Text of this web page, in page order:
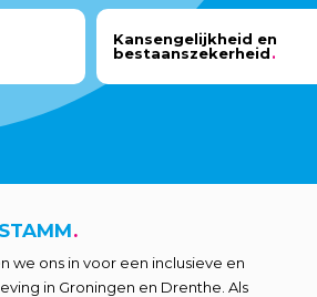
Kansengelijkheid en
bestaanszekerheid
we ons in voor een inclusieve en
in Groningen en Drenthe. Als